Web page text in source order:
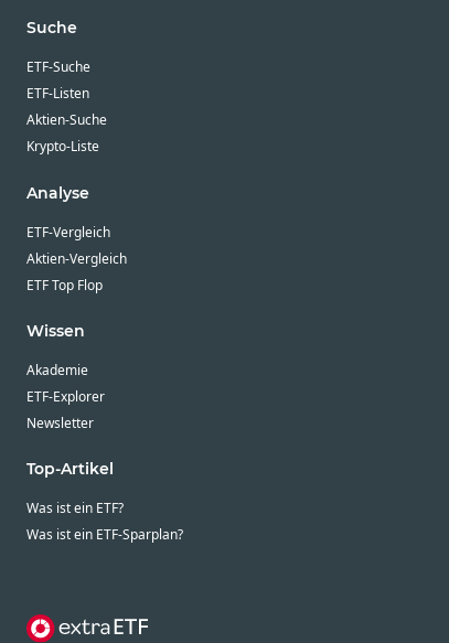
Suche
ETF-Suche
ETF-Listen
Aktien-Suche
Krypto-Liste
Analyse
ETF-Vergleich
Aktien-Vergleich
ETF Top Flop
Wissen
Akademie
ETF-Explorer
Newsletter
Top-Artikel
Was ist ein ETF?
Was ist ein ETF-Sparplan?